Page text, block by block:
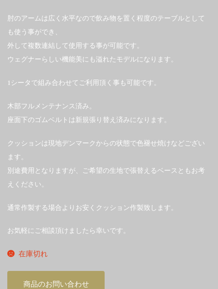
肘のアームは広く水平なので飲み物を置く程度のテーブルとして
も使う事ができ、
外して複数連結して使用する事が可能です。
ウェグナーらしい機能美にも溢れたモデルになります。
1シータで組み合わせてご利用頂く事も可能です。
木部フルメンテナンス済み。
座面下のゴムベルトは新規張り替え済みになります。
クッションは現地デンマークからの状態で色褪せ焼けなどござい
ます。
別途費用となりますが、ご希望の生地で張替えるベースともお考
えください。
通常作製する場合よりお安くクッション作製致します。
お気軽にご相談頂けましたら幸いです。
在庫切れ
商品のお問い合わせ